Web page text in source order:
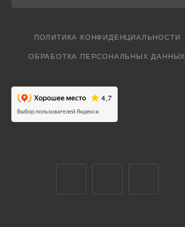
ПОЛИТИКА КОНФИДЕНЦИАЛЬНОСТИ
ОБРАБОТКА ПЕРСОНАЛЬНЫХ ДАННЫХ